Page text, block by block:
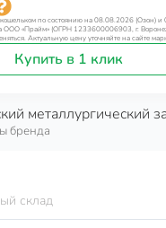
по состоянию на 08.08.2026 (Озон)
ООО «Прайм» (ОГРН 1233600006903, г.
Актуальную цену уточняйте на сайте
Купить в 1 клик
металлургический
бренда
склад